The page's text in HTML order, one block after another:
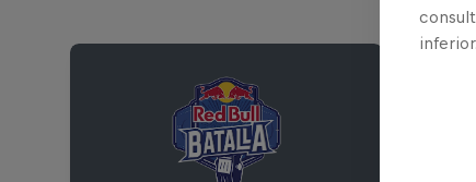
inferior.